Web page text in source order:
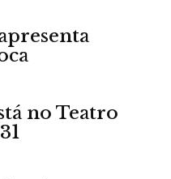
no Teatro